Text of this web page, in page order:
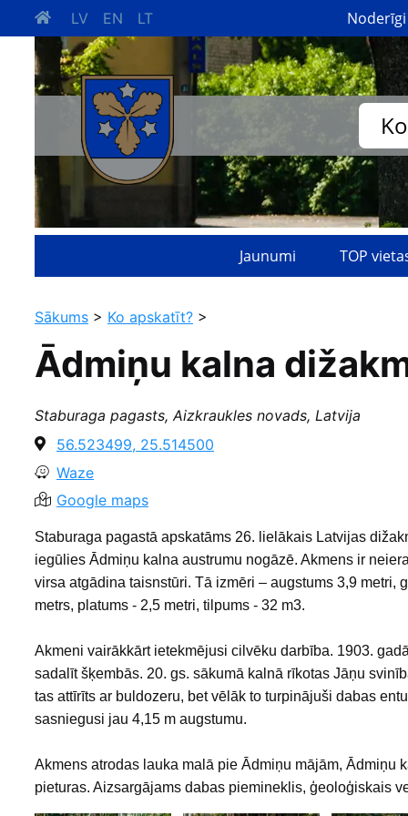
LV EN LT Noderīgi
Jaunumi TOP
Sākums > Ko apskatīt? >
Ādmiņu kalna
Staburaga pagasts, Aizkraukles novads, Latvija
56.523499, 25.514500
Waze
Google maps
Staburaga pagastā apskatāms 26. lielākais Latvijas
iegūlies Ādmiņu kalna austrumu nogāzē. Akmens ir
virsa atgādina taisnstūri. Tā izmēri – augstums 3,9 metri,
metrs, platums - 2,5 metri, tilpums - 32 m3.
Akmeni vairākkārt ietekmējusi cilvēku darbība. 1903.
sadalīt šķembās. 20. gs. sākumā kalnā rīkotas Jāņu
tas attīrīts ar buldozeru, bet vēlāk to turpinājuši dabas
sasniegusi jau 4,15 m augstumu.
Akmens atrodas lauka malā pie Ādmiņu mājām, Ādmiņu
pieturas. Aizsargājams dabas piemineklis, ģeoloģiskais